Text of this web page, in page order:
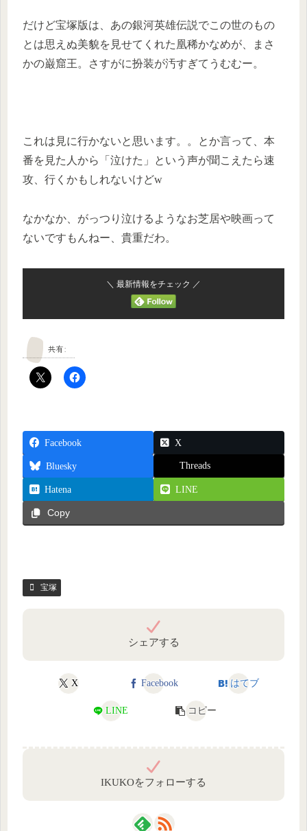
だけど宝塚版は、あの銀河英雄伝説でこの世のもの
とは思えぬ美貌を見せてくれた凰稀かなめが、まさ
かの巌窟王。さすがに扮装が汚すぎてうむむー。
これは見に行かないと思います。。とか言って、本
番を見た人から「泣けた」という声が聞こえたら速
攻、行くかもしれないけどw
なかなか、がっつり泣けるようなお芝居や映画って
ないですもんねー、貴重だわ。
＼ 最新情報をチェック ／
共有:
Facebook X
Bluesky Threads
Hatena LINE
Copy
宝塚
シェアする
X Facebook はてブ
LINE コピー
IKUKOをフォローする